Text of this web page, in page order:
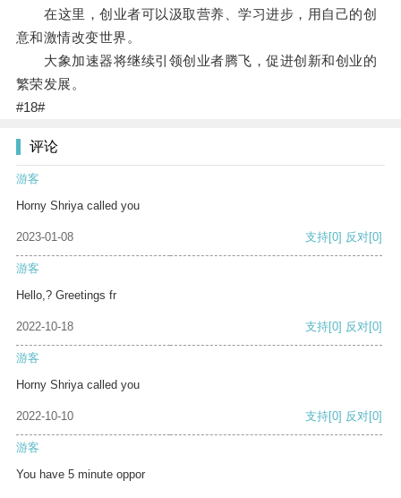
在这里，创业者可以汲取营养、学习进步，用自己的创
意和激情改变世界。
大象加速器将继续引领创业者腾飞，促进创新和创业的
繁荣发展。
#18#
评论
游客
Horny Shriya called you
2023-01-08 支持[0] 反对[0]
游客
Hello,? Greetings fr
2022-10-18 支持[0] 反对[0]
游客
Horny Shriya called you
2022-10-10 支持[0] 反对[0]
游客
You have 5 minute oppor